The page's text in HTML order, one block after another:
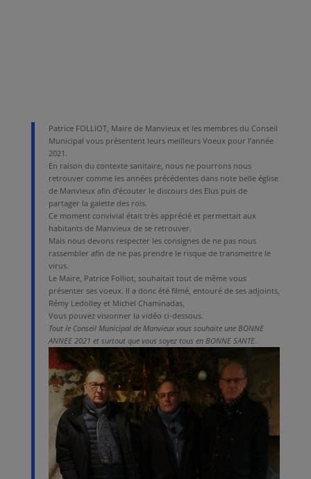
Patrice FOLLIOT, Maire de Manvieux et les membres du Conseil
Municipal vous présentent leurs meilleurs Voeux pour l’année
2021.
En raison du contexte sanitaire, nous ne pourrons nous
retrouver comme les années précédentes dans note belle église
de Manvieux afin d’écouter le discours des Elus puis de
partager la galette des rois.
Ce moment convivial était très apprécié et permettait aux
habitants de Manvieux de se retrouver.
Mais nous devons respecter les consignes de ne pas nous
rassembler afin de ne pas prendre le risque de transmettre le
virus.
Le Maire, Patrice Folliot, souhaitait tout de même vous
présenter ses voeux. Il a donc été filmé, entouré de ses adjoints,
Rémy Ledolley et Michel Chaminadas,
Vous pouvez visionner la vidéo ci-dessous.
Tout le Conseil Municipal de Manvieux vous souhaite une BONNE
ANNEE 2021 et surtout que vous soyez tous en BONNE SANTE.
Lecteur
vidéo